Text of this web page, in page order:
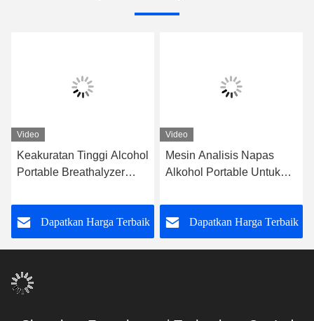
Video
Keakuratan Tinggi Alcohol
Portable Breathalyzer
Tester
Dapatkan Harga Terbaik
Video
Mesin Analisis Napas
Alkohol Portable Untuk
Dapat Diandalkan Mr
Black 1000
Dapatkan Harga Terbaik